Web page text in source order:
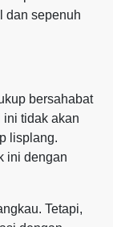
dan sepenuh
bersahabat
tidak akan
lisplang.
ini dengan
Tetapi,